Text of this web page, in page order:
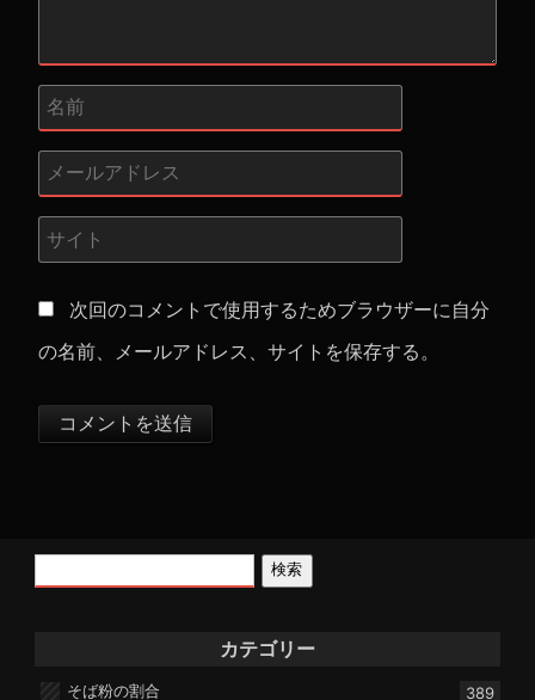
次回のコメントで使用するためブラウザーに自分
の名前、メールアドレス、サイトを保存する。
検索
カテゴリー
そば粉の割合
389